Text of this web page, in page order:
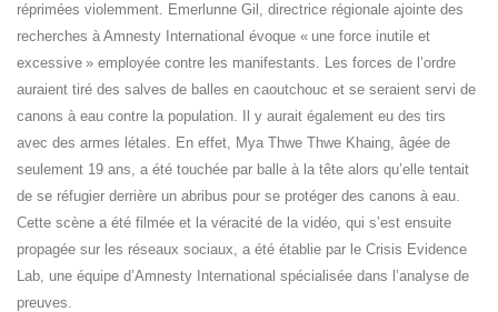
réprimées violemment. Emerlunne Gil, directrice régionale ajointe des
recherches à Amnesty International évoque « une force inutile et
excessive » employée contre les manifestants. Les forces de l’ordre
auraient tiré des salves de balles en caoutchouc et se seraient servi de
canons à eau contre la population. Il y aurait également eu des tirs
avec des armes létales. En effet, Mya Thwe Thwe Khaing, âgée de
seulement 19 ans, a été touchée par balle à la tête alors qu’elle tentait
de se réfugier derrière un abribus pour se protéger des canons à eau.
Cette scène a été filmée et la véracité de la vidéo, qui s’est ensuite
propagée sur les réseaux sociaux, a été établie par le Crisis Evidence
Lab, une équipe d’Amnesty International spécialisée dans l’analyse de
preuves.